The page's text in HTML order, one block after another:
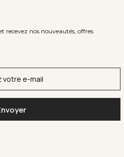
recevez nos nouveautés, offres